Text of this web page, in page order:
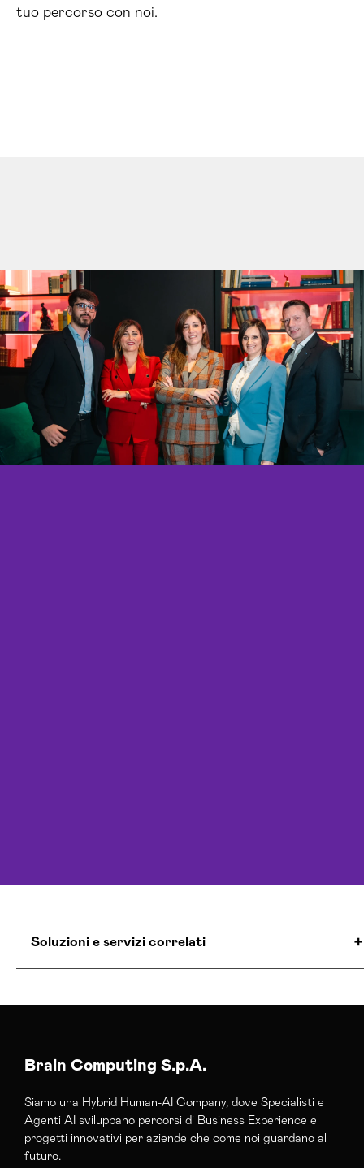
tuo percorso con noi.
Soluzioni e servizi correlati
Servizi Hosting Venezia
Brain Computing S.p.A.
Siamo una Hybrid Human-AI Company, dove Specialisti e
Agenti AI sviluppano percorsi di Business Experience e
progetti innovativi per aziende che come noi guardano al
futuro.